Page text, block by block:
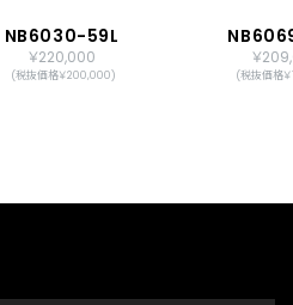
NB6030-59L
￥220,000
(税抜価格￥200,000)
￥
(税抜価格